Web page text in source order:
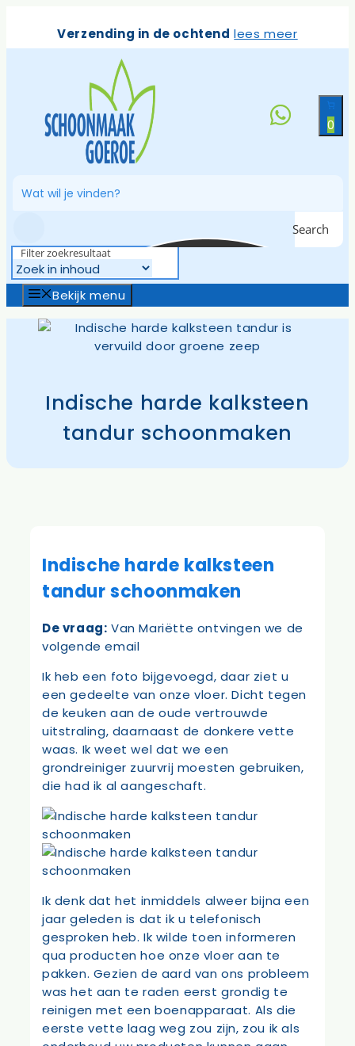
de
Verzending in de ochtend lees meer
Search
Filter zoekresultaat
0
Bekijk menu
Indische harde kalksteen
tandur schoonmaken
Indische harde kalksteen
tandur schoonmaken
De vraag: Van Mariëtte ontvingen we de
volgende email
Ik heb een foto bijgevoegd, daar ziet u
een gedeelte van onze vloer. Dicht tegen
de keuken aan de oude vertrouwde
uitstraling, daarnaast de donkere vette
waas. Ik weet wel dat we een
grondreiniger zuurvrij moesten gebruiken,
die had ik al aangeschaft.
Ik denk dat het inmiddels alweer bijna een
jaar geleden is dat ik u telefonisch
gesproken heb. Ik wilde toen informeren
qua producten hoe onze vloer aan te
pakken. Gezien de aard van ons probleem
was het aan te raden eerst grondig te
reinigen met een boenapparaat. Als die
eerste vette laag weg zou zijn, zou ik als